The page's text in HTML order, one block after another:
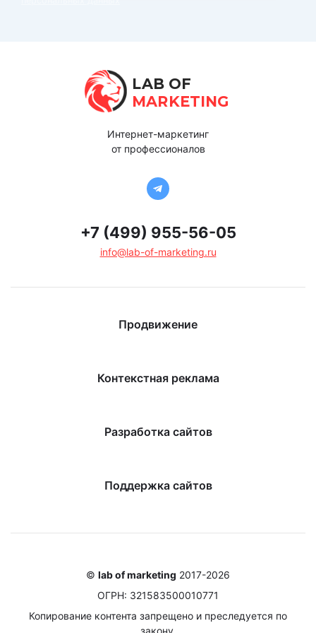
LAB OF
MARKETING
Интернет-маркетинг
от профессионалов
+7 (499) 955-56-05
info@lab-of-marketing.ru
Продвижение
Контекстная реклама
Разработка сайтов
Поддержка сайтов
© lab of marketing 2017-2026
ОГРН: 321583500010771
Копирование контента запрещено и преследуется по
закону.